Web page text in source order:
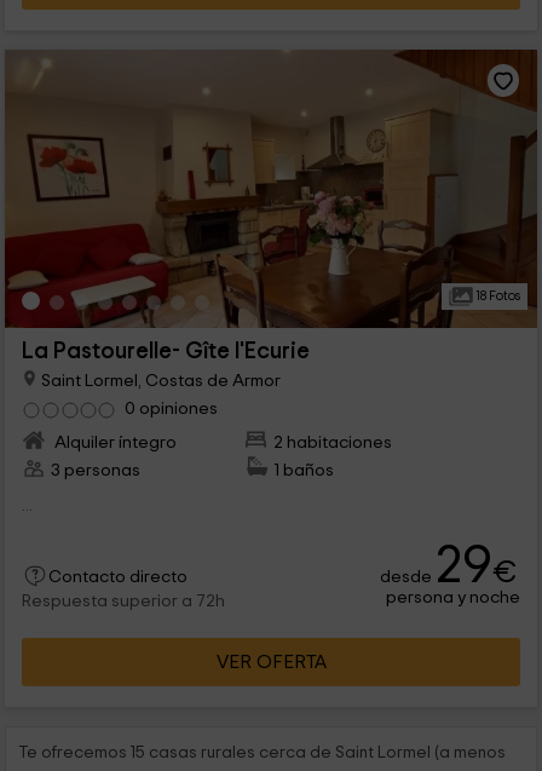
18 Fotos
La Pastourelle- Gîte l'Ecurie
Saint Lormel, Costas de Armor
0 opiniones
Alquiler íntegro
2 habitaciones
3 personas
1 baños
...
Contacto directo
Respuesta superior a 72h
desde 29€
persona y noche
VER OFERTA
Te ofrecemos 15 casas rurales cerca de Saint Lormel (a menos